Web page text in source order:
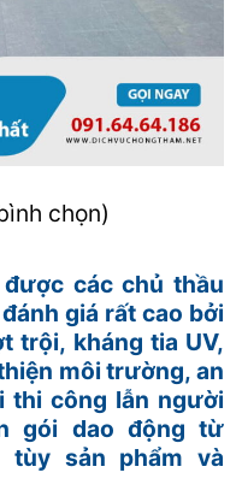
chọn)
được các chủ thầu
giá rất cao bởi
trội, kháng tia UV,
môi trường, an
thi công lẫn người
gói dao động từ
tùy sản phẩm và